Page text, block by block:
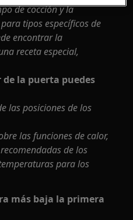
de cocción y la
tipos específicos de
encontrar la
receta especial,
la puerta puedes
las posiciones de los
las funciones de calor,
de los
para los
más baja la primera